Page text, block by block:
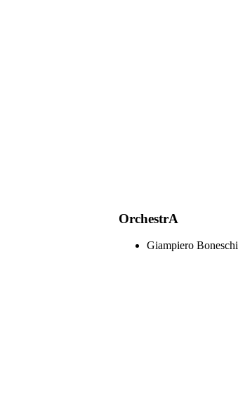
OrchestrA
Giampiero Boneschi